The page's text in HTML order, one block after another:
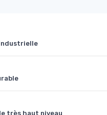
très haut niveau